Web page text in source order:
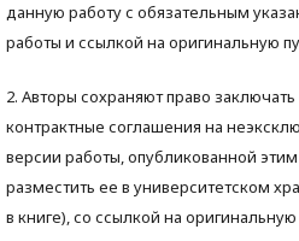
данную работу с обязательным
работы и ссылкой на оригинальную
2. Авторы сохраняют право
контрактные соглашения на
версии работы, опубликованной
разместить ее в университетском
в книге), со ссылкой на